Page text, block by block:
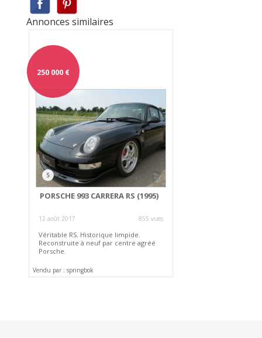
Annonces similaires
250 000 €
5
PORSCHE 993 CARRERA RS (1995)
12 août 2017 855 vues
Véritable RS. Historique limpide.
Reconstruite à neuf par centre agréé
Porsche.
Vendu par : springbok